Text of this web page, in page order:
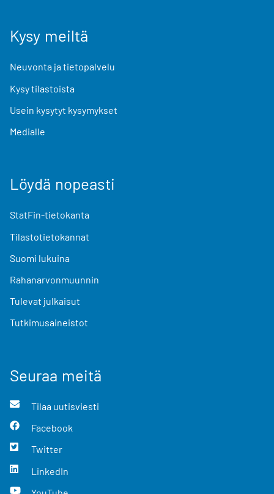
Kysy meiltä
Neuvonta ja tietopalvelu
Kysy tilastoista
Usein kysytyt kysymykset
Medialle
Löydä nopeasti
StatFin-tietokanta
Tilastotietokannat
Suomi lukuina
Rahanarvonmuunnin
Tulevat julkaisut
Tutkimusaineistot
Seuraa meitä
Tilaa uutisviesti
Facebook
Twitter
LinkedIn